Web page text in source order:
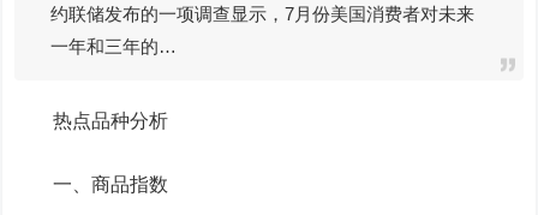
约联储发布的一项调查显示，7月份美国消费者对未来
一年和三年的…
热点品种分析
一、商品指数